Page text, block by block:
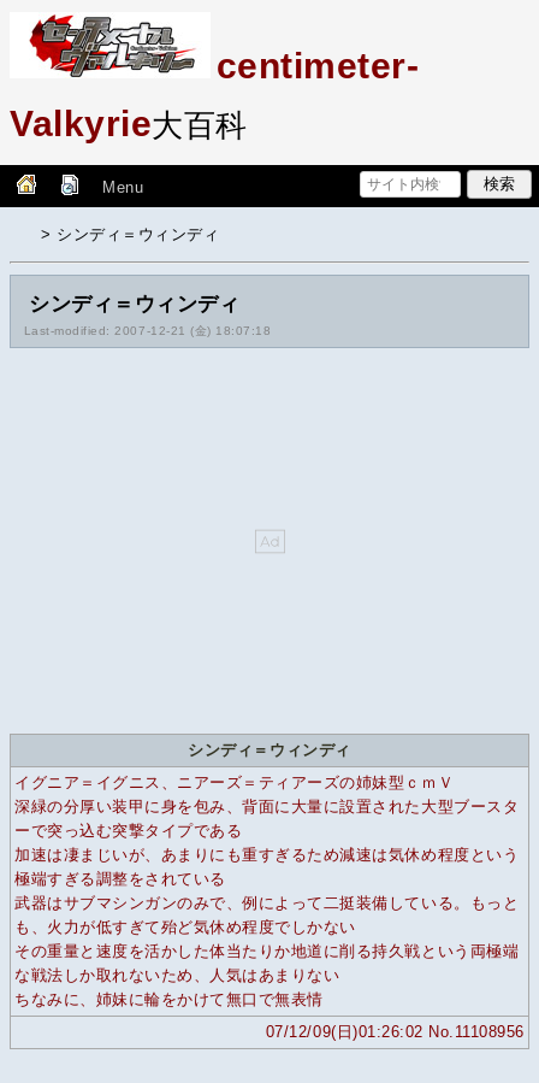
centimeter-
Valkyrie大百科
Menu
> シンディ＝ウィンディ
シンディ＝ウィンディ
Last-modified: 2007-12-21 (金) 18:07:18
シンディ＝ウィンディ
イグニア＝イグニス、ニアーズ＝ティアーズの姉妹型ｃｍＶ
深緑の分厚い装甲に身を包み、背面に大量に設置された大型ブースタ
ーで突っ込む突撃タイプである
加速は凄まじいが、あまりにも重すぎるため減速は気休め程度という
極端すぎる調整をされている
武器はサブマシンガンのみで、例によって二挺装備している。もっと
も、火力が低すぎて殆ど気休め程度でしかない
その重量と速度を活かした体当たりか地道に削る持久戦という両極端
な戦法しか取れないため、人気はあまりない
ちなみに、姉妹に輪をかけて無口で無表情
07/12/09(日)01:26:02 No.11108956